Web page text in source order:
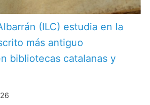
(ILC) estudia en la
más antiguo
bibliotecas catalanas y